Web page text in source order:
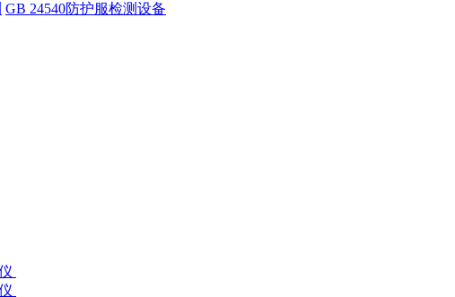
GB 24540防护服检测设备